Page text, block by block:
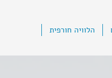
הלוויה חורפית